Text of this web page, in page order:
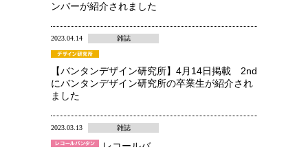
ンバーが紹介されました
2023.04.14 雑誌
【バンタンデザイン研究所】4月14日掲載 2nd
にバンタンデザイン研究所の卒業生が紹介され
ました
2023.03.13 雑誌
レコールバ